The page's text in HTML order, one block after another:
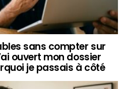
sans compter sur
ouvert mon dossier
je passais à côté